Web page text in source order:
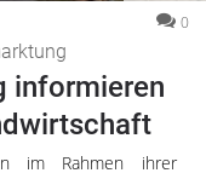
0
informieren
im Rahmen ihrer